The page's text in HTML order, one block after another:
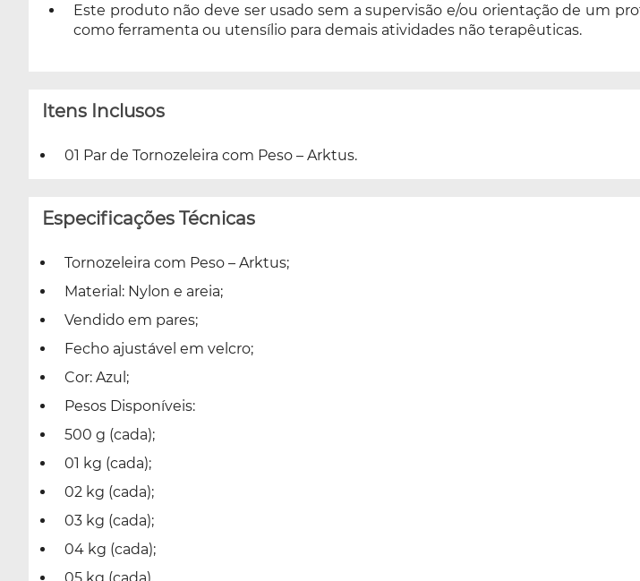
Este produto não deve ser usado sem a supervisão e/ou orientação de um
como ferramenta ou utensílio para demais atividades não terapêuticas.
Itens Inclusos
01 Par de Tornozeleira com Peso – Arktus.
Especificações Técnicas
Tornozeleira com Peso – Arktus;
Material: Nylon e areia;
Vendido em pares;
Fecho ajustável em velcro;
Cor: Azul;
Pesos Disponíveis:
500 g (cada);
01 kg (cada);
02 kg (cada);
03 kg (cada);
04 kg (cada);